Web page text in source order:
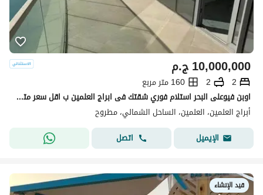
ج.م10,000,000
2
2
160 متر مربع
اوبن فيوعلى البحر استلام فوري شقتك فى ابراج العلمين ب اقل سعر متر افضل فرصه للاستثمار وعائد دولاري كامله التشطيب دقايق من مطار العلمين
أبراج العلمين، العلمين، الساحل الشمالي، مطروح
الإيميل
اتصل
قيد الإنشاء